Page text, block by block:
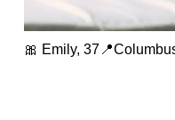
🎀 Emily,